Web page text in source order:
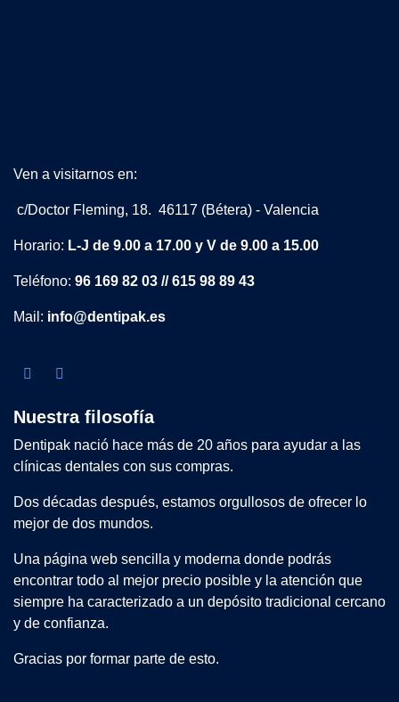
Ven a visitarnos en:
c/Doctor Fleming, 18. 46117 (Bétera) - Valencia
Horario: L-J de 9.00 a 17.00 y V de 9.00 a 15.00
Teléfono: 96 169 82 03 // 615 98 89 43
Mail: info@dentipak.es
Nuestra filosofía
Dentipak nació hace más de 20 años para ayudar a las
clínicas dentales con sus compras.
Dos décadas después, estamos orgullosos de ofrecer lo
mejor de dos mundos.
Una página web sencilla y moderna donde podrás
encontrar todo al mejor precio posible y la atención que
siempre ha caracterizado a un depósito tradicional cercano
y de confianza.
Gracias por formar parte de esto.